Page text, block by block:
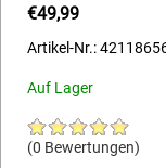
€49,99
Artikel-Nr.:
Auf Lager
(0 Bewertungen)